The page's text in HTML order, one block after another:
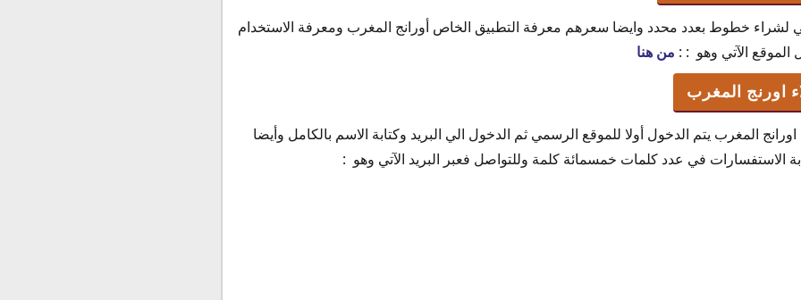
لشراء خطوط بعدد محدد وايضا سعرهم معرفة التطبيق الخاص أورانج المغرب ومعرفة الاستخدام
الآتي وهو : : من هنا
اورنج المغرب
اورانج المغرب يتم الدخول أولا للموقع الرسمي ثم الدخول الي البريد وكتابة الاسم بالكامل وأيضا
الاستفسارات في عدد كلمات خمسمائة كلمة وللتواصل فعبر البريد الآتي وهو :